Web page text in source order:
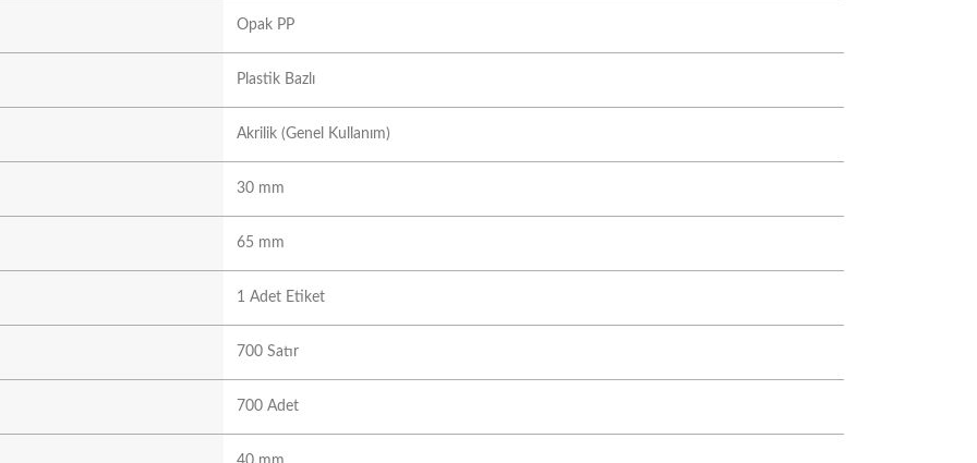
Opak PP
Plastik Bazlı
Akrilik (Genel Kullanım)
30 mm
65 mm
1 Adet Etiket
700 Satır
700 Adet